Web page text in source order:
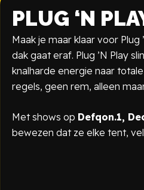
PLUG ‘N
Maak je maar klaar voor
dak gaat eraf. Plug ’N Play
knalharde energie naar
regels, geen rem, alleen
Met shows op Defqon.1,
bewezen dat ze elke tent,